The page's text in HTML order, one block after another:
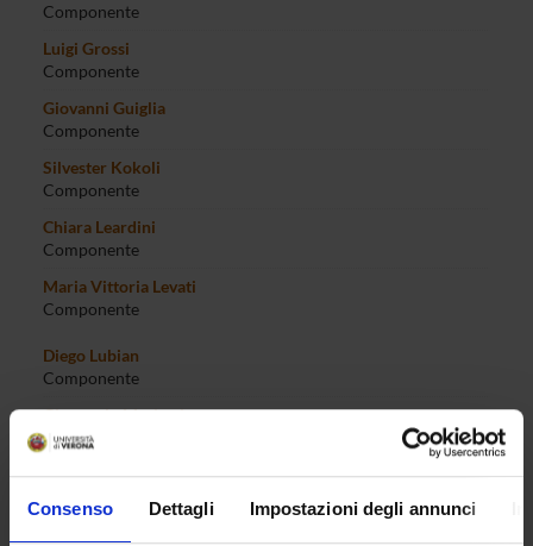
Consenso Dettagli Impostazioni degli annunci
Componente
Luigi Grossi
Componente
Giovanni Guiglia
Componente
Silvester Kokoli
Componente
Chiara Leardini
Componente
Maria Vittoria Levati
Componente
Diego Lubian
Componente
Gianpaolo Mariutti
Componente
Martina Menon